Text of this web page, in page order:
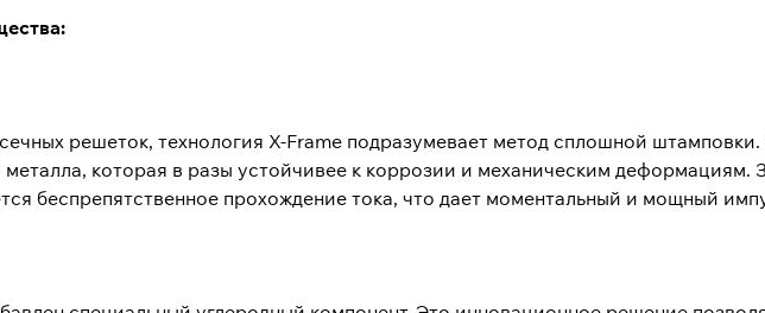
решеток, технология X-Frame подразумевает метод сплошной
которая в разы устойчивее к коррозии и механическим деформациям.
беспрепятственное прохождение тока, что дает моментальный и мощный